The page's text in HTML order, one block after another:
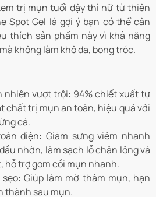
trị mụn tuổi dậy thì nữ từ thiên
Spot Gel là gợi ý bạn có thể cân
thích sản phẩm này vì khả năng
không làm khô da, bong tróc.
nhiên vượt trội: 94% chiết xuất tự
chất trị mụn an toàn, hiệu quả với
cá.
diện: Giảm sưng viêm nhanh
nhờn, làm sạch lỗ chân lông và
hỗ trợ gom cồi mụn nhanh.
Giúp làm mờ thâm mụn, hạn
thành sau mụn.